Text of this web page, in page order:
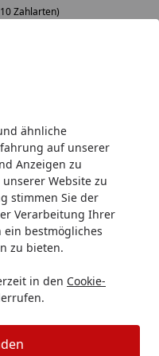
ähnliche
auf unserer
Anzeigen zu
Website zu
stimmen Sie der
Verarbeitung Ihrer
bestmögliches
zu bieten.
in den Cookie-
Zahlarten)
Flammkraft